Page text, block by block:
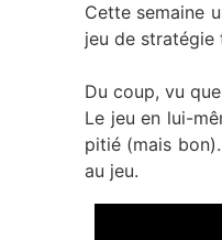
Cette semaine
jeu de stratégie
Du coup, vu
Le jeu en lui-
pitié (mais
au jeu.